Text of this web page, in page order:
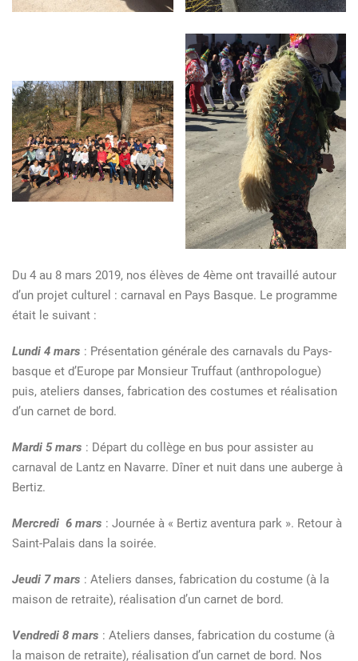
Du 4 au 8 mars 2019, nos élèves de 4ème ont travaillé autour
d’un projet culturel : carnaval en Pays Basque. Le programme
était le suivant :
Lundi 4 mars : Présentation générale des carnavals du Pays-
basque et d’Europe par Monsieur Truffaut (anthropologue)
puis, ateliers danses, fabrication des costumes et réalisation
d’un carnet de bord.
Mardi 5 mars : Départ du collège en bus pour assister au
carnaval de Lantz en Navarre. Dîner et nuit dans une auberge à
Bertiz.
Mercredi 6 mars : Journée à « Bertiz aventura park ». Retour à
Saint-Palais dans la soirée.
Jeudi 7 mars : Ateliers danses, fabrication du costume (à la
maison de retraite), réalisation d’un carnet de bord.
Vendredi 8 mars : Ateliers danses, fabrication du costume (à
la maison de retraite), réalisation d’un carnet de bord. Nos